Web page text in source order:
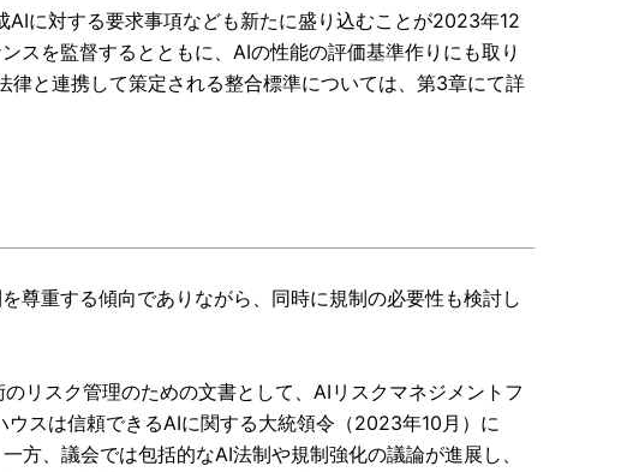
に対する要求事項なども新たに盛り込むことが2023年12
スを監督するとともに、AIの性能の評価基準作りにも取り
と連携して策定される整合標準については、第3章にて詳
尊重する傾向でありながら、同時に規制の必要性も検討し
リスク管理のための文書として、AIリスクマネジメントフ
スは信頼できるAIに関する大統領令（2023年10月）に
方、議会では包括的なAI法制や規制強化の議論が進展し、